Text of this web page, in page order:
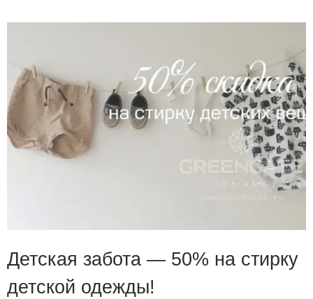
Детская забота — 50% на стирку
детской одежды!